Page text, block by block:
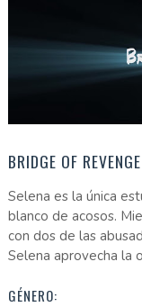
BRIDGE OF
Selena es la única
blanco de acosos.
con dos de las
Selena aprovecha la
GÉNERO: